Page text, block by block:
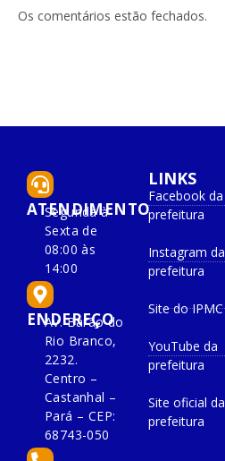
Os comentários estão fechados.
ATENDIMENTO
Segunda à
Sexta de
08:00 às
14:00
ENDEREÇO
Av. Barão do
Rio Branco,
2232.
Centro –
Castanhal –
Pará – CEP:
68743-050
LINKS
Facebook da
prefeitura
Instagram da
prefeitura
Site do IPMC
YouTube da
prefeitura
Site oficial da
prefeitura